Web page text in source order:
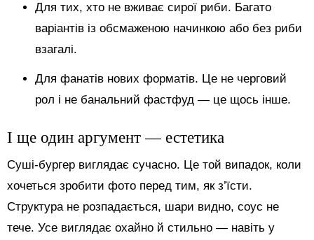
Для тих, хто не вживає сирої риби. Багато
варіантів із обсмаженою начинкою або без риби
взагалі.
Для фанатів нових форматів. Це не черговий
рол і не банальний фастфуд — це щось інше.
І ще один аргумент — естетика
Суші-бургер виглядає сучасно. Це той випадок, коли
хочеться зробити фото перед тим, як з’їсти.
Структура не розпадається, шари видно, соус не
тече. Усе виглядає охайно й стильно — навіть у